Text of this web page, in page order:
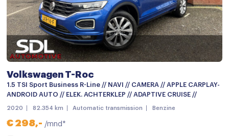
Audio installatie
Bluetooth telefoonvoorbereiding
Bluetooth telefoonvoorbereiding
keyless entry/start
MP3 aansluiting
Multimedia-voorbereiding
Multimedia systeem
Volkswagen T-Roc
1.5 TSI Sport Business R-Line // NAVI // CAMERA // APPLE CARPLAY-
ANDROID AUTO // ELEK. ACHTERKLEP // ADAPTIVE CRUISE //
2020 82.354 km Automatic transmission Benzine
€ 298,- /mnd*